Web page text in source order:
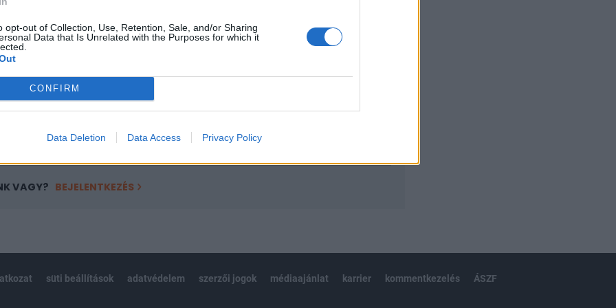
opt-out of Collection, Use, Retention, Sale, and/or Sharing
Data that Is Unrelated with the Purposes for which it
CONFIRM
Data Deletion Data Access Privacy Policy
portfolio.hu hírarchívumához tartozik, melynek olvasása előfizetéses
tartalmazza:
cikkarchívum
elmúlt 2 év napon belüli
Előfizetés
VAGY? BEJELENTKEZÉS
süti beállítások adatvédelem szerzői jogok médiaajánlat karrier kommentkezelés ÁSZF